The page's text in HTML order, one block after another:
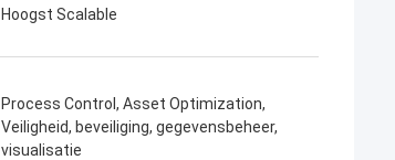
Hoogst Scalable
Process Control, Asset Optimization,
Veiligheid, beveiliging, gegevensbeheer,
visualisatie